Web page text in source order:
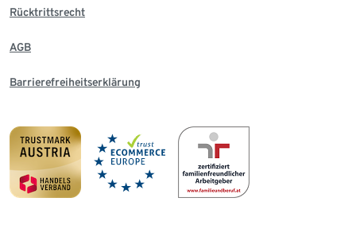
Rücktrittsrecht
AGB
Barrierefreiheitserklärung